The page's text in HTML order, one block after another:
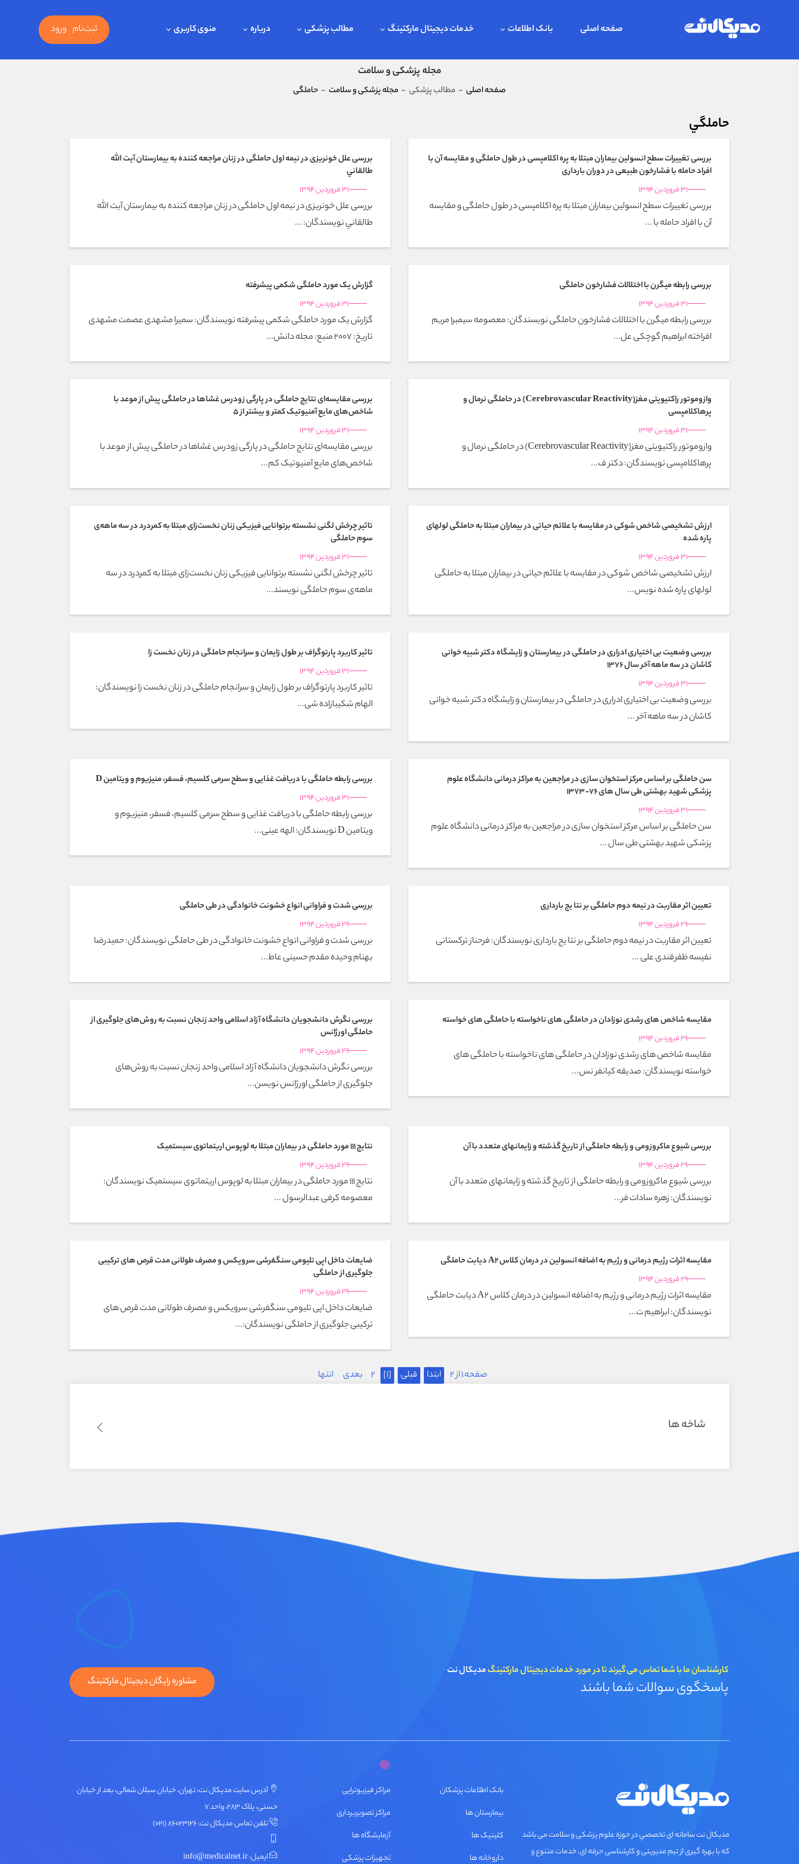
صفحه اصلی بانک اطلاعات خدمات دیجیتال مارکتینگ مطالب پزشکی درباره منوی کاربری ثبت‌نام ورود
مجله پزشکی و سلامت
صفحه اصلی - مطالب پزشکی - مجله پزشکی و سلامت - حاملگي
حاملگي
بررسی تغییرات سطح انسولین بیماران مبتلا به پره اکلامپسی در طول حاملگی و مقایسه آن با
افراد حامله با فشارخون طبیعی در دوران بارداری
31 فروردین 1394
بررسی تغییرات سطح انسولین بیماران مبتلا به پره اکلامپسی در طول حاملگی و مقایسه
آن با افراد حامله با ...
بررسی علل خونریزی در نیمه اول حاملگی در زنان مراجعه کننده به بيمارستان آيت الله
طالقاني
31 فروردین 1394
بررسی علل خونریزی در نیمه اول حاملگی در زنان مراجعه کننده به بيمارستان آيت الله
طالقاني نویسندگان: ...
بررسی رابطه میگرن با اختلالات فشارخون حاملگی
31 فروردین 1394
بررسی رابطه میگرن با اختلالات فشارخون حاملگی نویسندگان: معصومه سیمبر1 مریم
افراخته ابراهیم گوچکی عل...
گزارش یک مورد حاملگی شکمی پیشرفته
31 فروردین 1394
گزارش یک مورد حاملگی شکمی پیشرفته نویسندگان: سمیرا مشهدی عصمت مشهدی
تاریخ: 2007 منبع: مجله دانش...
وازوموتور راکتیویتی مغز(Cerebrovascular Reactivity) در حاملگی نرمال و
پرهاکلامپسی
31 فروردین 1394
وازوموتور راکتیویتی مغز(Cerebrovascular Reactivity) در حاملگی نرمال و
پرهاکلامپسی نویسندگان: دکتر ف...
بررسی مقایسه‌ای نتایج حاملگی در پارگی زودرس غشاها در حاملگی پیش از موعد با
شاخص‌های مایع آمنیوتیک کمتر و بیشتر از 5
31 فروردین 1394
بررسی مقایسه‌ای نتایج حاملگی در پارگی زودرس غشاها در حاملگی پیش از موعد با
شاخص‌های مایع آمنیوتیک کم...
ارزش تشخیصی شاخص شوکی در مقایسه با علائم حیاتی در بیماران مبتلا به حاملگی لوله‎ای
پاره شده
31 فروردین 1394
ارزش تشخیصی شاخص شوکی در مقایسه با علائم حیاتی در بیماران مبتلا به حاملگی
لوله‎ای پاره شده نویس...
تاثیر چرخش لگنی نشسته برتوانایی فیزیکی زنان نخست‌زای مبتلا به کمردرد در سه ماهه‌ی
سوم حاملگی
31 فروردین 1394
تاثیر چرخش لگنی نشسته برتوانایی فیزیکی زنان نخست‌زای مبتلا به کمردرد در سه
ماهه‌ی سوم حاملگی نویسند...
بررسی وضعیت بی اختیاری ادراری در حاملگی در بیمارستان و زایشگاه دکتر شبیه خوانی
کاشان در سه ماهه آخر سال 1376
31 فروردین 1394
بررسی وضعیت بی اختیاری ادراری در حاملگی در بیمارستان و زایشگاه دکتر شبیه خوانی
کاشان در سه ماهه آخر ...
تاثیر کاربرد پارتوگراف بر طول زایمان و سرانجام حاملگی در زنان نخست زا
31 فروردین 1394
تاثیر کاربرد پارتوگراف بر طول زایمان و سرانجام حاملگی در زنان نخست زا نویسندگان:
الهام شکیبازاده شی...
سن حاملگی بر اساس مرکز استخوان سازی در مراجعین به مراکز درمانی دانشگاه علوم
پزشکی شهید بهشتی طی سال های 76-1373
31 فروردین 1394
سن حاملگی بر اساس مرکز استخوان سازی در مراجعین به مراکز درمانی دانشگاه علوم
پزشکی شهید بهشتی طی سال ...
بررسی رابطه حاملگی با دریافت غذایی و سطح سرمی کلسیم، فسفر، منیزیوم و ویتامین D
31 فروردین 1394
بررسی رابطه حاملگی با دریافت غذایی و سطح سرمی کلسیم، فسفر، منیزیوم و
ویتامین D نویسندگان: الهه عینی...
تعیین اثر مقاربت در نیمه دوم حاملگی بر نتا یج بارداری
29 فروردین 1394
تعیین اثر مقاربت در نیمه دوم حاملگی بر نتا یج بارداری نویسندگان: فرحناز ترکستانی
نفیسه ظفرقندی علی ...
بررسی شدت و فراوانی انواع خشونت خانوادگی در طی حاملگی
29 فروردین 1394
بررسی شدت و فراوانی انواع خشونت خانوادگی در طی حاملگی نویسندگان: حمیدرضا
بهنام وحیده مقدم حسینی عاط...
مقایسه شاخص های رشدی نوزادان در حاملگی های ناخواسته با حاملگی های خواسته
29 فروردین 1394
مقایسه شاخص های رشدی نوزادان در حاملگی های ناخواسته با حاملگی های
خواسته نویسندگان: صدیقه کیانفر نس...
بررسی نگرش دانشجویان دانشگاه آزاد اسلامی واحد زنجان نسبت به روش‌های جلوگیری از
حاملگی اورژانس
29 فروردین 1394
بررسی نگرش دانشجویان دانشگاه آزاد اسلامی واحد زنجان نسبت به روش‌های
جلوگیری از حاملگی اورژانس نویسن...
بررسی شیوع ماکروزومی و رابطه حاملگی از تاریخ گذشته و زایمانهای متعدد با آن
29 فروردین 1394
بررسی شیوع ماکروزومی و رابطه حاملگی از تاریخ گذشته و زایمانهای متعدد با آن
نویسندگان: زهره سادات فر...
نتایج 111 مورد حاملگی در بیماران مبتلا به لوپوس اریتماتوی سیستمیک
29 فروردین 1394
نتایج 111 مورد حاملگی در بیماران مبتلا به لوپوس اریتماتوی سیستمیک نویسندگان:
معصومه کرفی عبدالرسول ...
مقایسه اثرات رژیم درمانی و رژیم به اضافه انسولین در درمان کلاس A2 دیابت حاملگی
29 فروردین 1394
مقایسه اثرات رژیم درمانی و رژیم به اضافه انسولین در درمان کلاس A2 دیابت حاملگی
نویسندگان: ابراهیم ت...
ضایعات داخل اپی تلیومی سنگفرشی سرویکس و مصرف طولانی مدت قرص های ترکیبی
جلوگیری از حاملگی
29 فروردین 1394
ضایعات داخل اپی تلیومی سنگفرشی سرویکس و مصرف طولانی مدت قرص های
ترکیبی جلوگیری از حاملگی نویسندگان:...
صفحه 1 از 2 ابتدا قبلی [1]
2 بعدی انتها
شاخه ها
کارشناسان ما با شما تماس می گیرند تا در مورد خدمات دیجیتال مارکتینگمدیکال نت
پاسخگوی سوالات شما باشند مشاوره رایگان دیجیتال مارکتینگ
مديكال نت سامانه ای تخصصي در حوزه علوم پزشکی و سلامت می باشد
که با بهره گیری از تیم مدیریتی و کارشناسی حرفه ای، خدمات متنوع و
بانک اطلاعات پزشکان
بیمارستان ها
کلینیک ها
داروخانه ها
مراکز فیزیوتراپی
مراکز تصویربرداری
آزمایشگاه ها
تجهیزات پزشکی
آدرس سایت مدیکال نت: تهران، خیابان سبلان شمالی، بعد از خیابان
حسنی، پلاک ۲۸۳، واحد ۷
تلفن تماس مدیکال نت: ۸۶۰۲۳۱۲۶ (۰۲۱)
ایمیل: info@medicalnet.ir